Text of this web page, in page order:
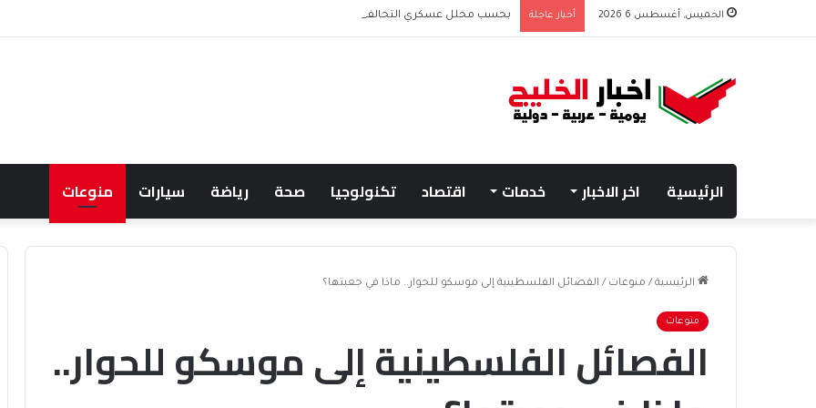
الخميس, أغسطس 6 2026 أخبار عاجلة بحسب محلل عسكري التحالف البحري السعودي يعزز أمن الملاحة الإقليمية والدولية
الرئيسية اخر الاخبار خدمات اقتصاد تكنولوجيا صحة رياضة سيارات منوعات
الرئيسية / منوعات / الفصائل الفلسطينية إلى موسكو للحوار.. ماذا في جعبتها؟
منوعات
الفصائل الفلسطينية إلى موسكو للحوار..